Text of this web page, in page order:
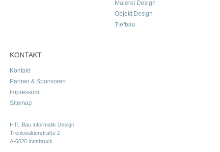
Malerei Design
Objekt Design
Tiefbau
KONTAKT
Kontakt
Partner & Sponsoren
Impressum
Sitemap
HTL Bau Informatik Design
Trenkwalderstraße 2
A-6026 Innsbruck